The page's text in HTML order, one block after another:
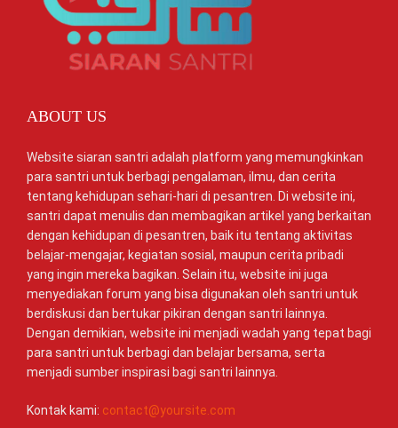
ABOUT US
Website siaran santri adalah platform yang memungkinkan
para santri untuk berbagi pengalaman, ilmu, dan cerita
tentang kehidupan sehari-hari di pesantren. Di website ini,
santri dapat menulis dan membagikan artikel yang berkaitan
dengan kehidupan di pesantren, baik itu tentang aktivitas
belajar-mengajar, kegiatan sosial, maupun cerita pribadi
yang ingin mereka bagikan. Selain itu, website ini juga
menyediakan forum yang bisa digunakan oleh santri untuk
berdiskusi dan bertukar pikiran dengan santri lainnya.
Dengan demikian, website ini menjadi wadah yang tepat bagi
para santri untuk berbagi dan belajar bersama, serta
menjadi sumber inspirasi bagi santri lainnya.
Kontak kami: contact@yoursite.com